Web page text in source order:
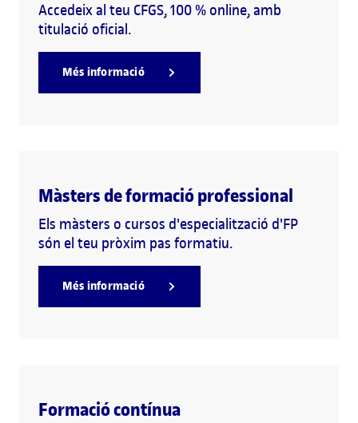
Accedeix al teu CFGS, 100 % online, amb
titulació oficial.
Més informació
Màsters de formació professional
Els màsters o cursos d'especialització d'FP
són el teu pròxim pas formatiu.
Més informació
Formació contínua